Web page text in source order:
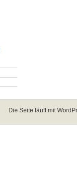
Die Seite läuft mit